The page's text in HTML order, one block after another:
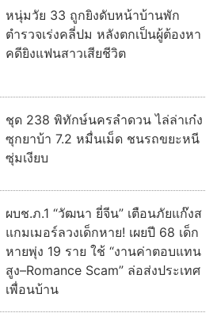
หนุ่มวัย 33 ถูกยิงดับหน้าบ้านพัก
ตำรวจเร่งคลี่ปม หลังตกเป็นผู้ต้องหา
คดียิงแฟนสาวเสียชีวิต
ชุด 238 พิทักษ์นครลำดวน ไล่ล่าเก๋ง
ซุกยาบ้า 7.2 หมื่นเม็ด ชนรถขยะหนี
ซุ่มเงียบ
ผบช.ภ.1 “วัฒนา ยี่จีน” เตือนภัยแก๊งส
แกมเมอร์ลวงเด็กหาย! เผยปี 68 เด็ก
หายพุ่ง 19 ราย ใช้ “งานค่าตอบแทน
สูง–Romance Scam” ล่อส่งประเทศ
เพื่อนบ้าน